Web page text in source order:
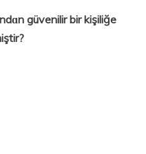
güvenilir bir kişiliğe